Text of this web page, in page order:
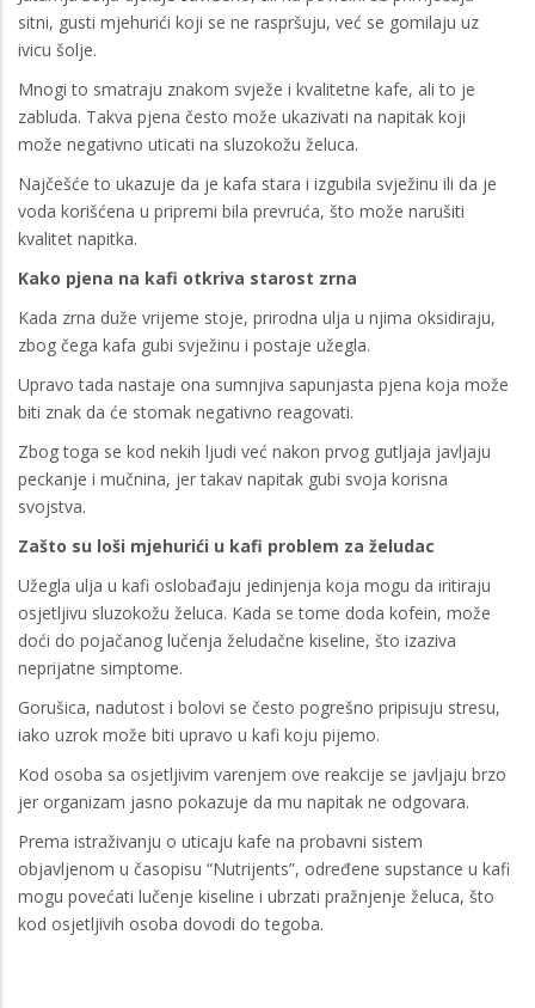
sitni, gusti mjehurići koji se ne raspršuju, već se gomilaju uz
ivicu šolje.
Mnogi to smatraju znakom svježe i kvalitetne kafe, ali to je
zabluda. Takva pjena često može ukazivati na napitak koji
može negativno uticati na sluzokožu želuca.
Najčešće to ukazuje da je kafa stara i izgubila svježinu ili da je
voda korišćena u pripremi bila prevruća, što može narušiti
kvalitet napitka.
Kako pjena na kafi otkriva starost zrna
Kada zrna duže vrijeme stoje, prirodna ulja u njima oksidiraju,
zbog čega kafa gubi svježinu i postaje užegla.
Upravo tada nastaje ona sumnjiva sapunjasta pjena koja može
biti znak da će stomak negativno reagovati.
Zbog toga se kod nekih ljudi već nakon prvog gutljaja javljaju
peckanje i mučnina, jer takav napitak gubi svoja korisna
svojstva.
Zašto su loši mjehurići u kafi problem za želudac
Užegla ulja u kafi oslobađaju jedinjenja koja mogu da iritiraju
osjetljivu sluzokožu želuca. Kada se tome doda kofein, može
doći do pojačanog lučenja želudačne kiseline, što izaziva
neprijatne simptome.
Gorušica, nadutost i bolovi se često pogrešno pripisuju stresu,
iako uzrok može biti upravo u kafi koju pijemo.
Kod osoba sa osjetljivim varenjem ove reakcije se javljaju brzo
jer organizam jasno pokazuje da mu napitak ne odgovara.
Prema istraživanju o uticaju kafe na probavni sistem
objavljenom u časopisu “Nutrijents”, određene supstance u kafi
mogu povećati lučenje kiseline i ubrzati pražnjenje želuca, što
kod osjetljivih osoba dovodi do tegoba.